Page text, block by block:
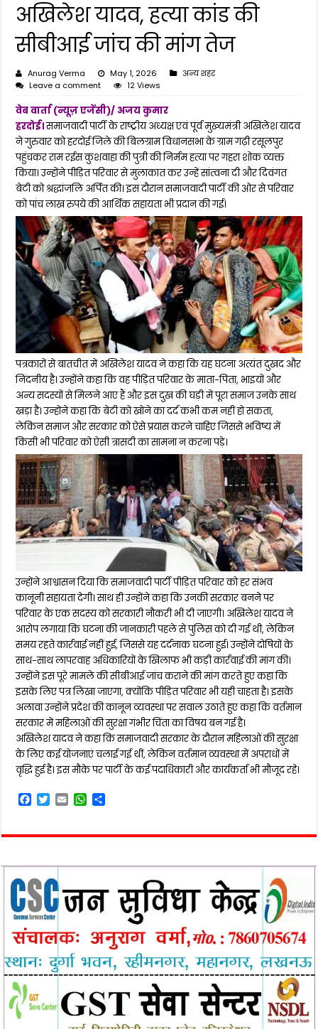
अखिलेश यादव, हत्या कांड की
सीबीआई जांच की मांग तेज
Anurag Verma May 1, 2026
अन्य शहर
Leave a comment
12 Views
वेब वार्ता (न्यूज़ एजेंसी)/ अजय कुमार
हरदोई।समाजवादी पार्टी के राष्ट्रीय अध्यक्ष एवं पूर्व मुख्यमंत्री अखिलेश यादव
ने गुरुवार को हरदोई जिले की बिलग्राम विधानसभा के ग्राम गढ़ी रसूलपुर
पहुंचकर राम रईस कुशवाहा की पुत्री की निर्मम हत्या पर गहरा शोक व्यक्त
किया। उन्होंने पीड़ित परिवार से मुलाकात कर उन्हें सांत्वना दी और दिवंगत
बेटी को श्रद्धांजलि अर्पित की। इस दौरान समाजवादी पार्टी की ओर से परिवार
को पांच लाख रुपये की आर्थिक सहायता भी प्रदान की गई।
पत्रकारों से बातचीत में अखिलेश यादव ने कहा कि यह घटना अत्यंत दुखद और
निंदनीय है। उन्होंने कहा कि वह पीड़ित परिवार के माता-पिता, भाइयों और
अन्य सदस्यों से मिलने आए हैं और इस दुख की घड़ी में पूरा समाज उनके साथ
खड़ा है। उन्होंने कहा कि बेटी को खोने का दर्द कभी कम नहीं हो सकता,
लेकिन समाज और सरकार को ऐसे प्रयास करने चाहिए जिससे भविष्य में
किसी भी परिवार को ऐसी त्रासदी का सामना न करना पड़े।
उन्होंने आश्वासन दिया कि समाजवादी पार्टी पीड़ित परिवार को हर संभव
कानूनी सहायता देगी। साथ ही उन्होंने कहा कि उनकी सरकार बनने पर
परिवार के एक सदस्य को सरकारी नौकरी भी दी जाएगी। अखिलेश यादव ने
आरोप लगाया कि घटना की जानकारी पहले से पुलिस को दी गई थी, लेकिन
समय रहते कार्रवाई नहीं हुई, जिससे यह दर्दनाक घटना हुई। उन्होंने दोषियों के
साथ-साथ लापरवाह अधिकारियों के खिलाफ भी कड़ी कार्रवाई की मांग की।
उन्होंने इस पूरे मामले की सीबीआई जांच कराने की मांग करते हुए कहा कि
इसके लिए पत्र लिखा जाएगा, क्योंकि पीड़ित परिवार भी यही चाहता है। इसके
अलावा उन्होंने प्रदेश की कानून व्यवस्था पर सवाल उठाते हुए कहा कि वर्तमान
सरकार में महिलाओं की सुरक्षा गंभीर चिंता का विषय बन गई है।
अखिलेश यादव ने कहा कि समाजवादी सरकार के दौरान महिलाओं की सुरक्षा
के लिए कई योजनाएं चलाई गई थीं, लेकिन वर्तमान व्यवस्था में अपराधों में
वृद्धि हुई है। इस मौके पर पार्टी के कई पदाधिकारी और कार्यकर्ता भी मौजूद रहे।
F
e
o
o
k
T
t
e
r
E
i
W
t
A
p
r